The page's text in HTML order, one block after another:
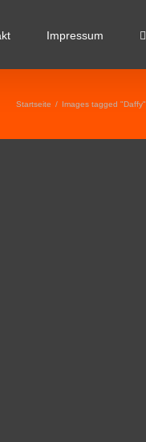
Impressum
Startseite / Images tagged "Daffy"